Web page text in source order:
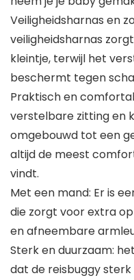
Veiligheidsharnas en
veiligheidsharnas
kleintje, terwijl het
beschermt tegen
Praktisch en
verstelbare zitting en
omgebouwd tot een
altijd de meest
vindt.
Met een mand: Er is
die zorgt voor extra
en afneembare
Sterk en duurzaam:
dat de reisbuggy